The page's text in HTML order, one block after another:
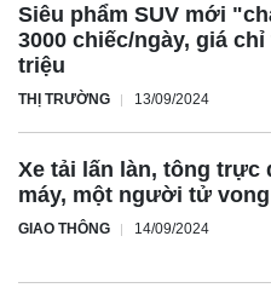
Với 6 túi khí và hàng loạt
ABS, EBD, camera 360 độ,
tâm tuyệt đối cho người lái
Với pin 38kWh và động cơ
mang đến tầm hoạt động
Siêu phẩm SUV mới
3000 chiếc/ngày, giá
triệu
THỊ TRƯỜNG 13/09/2024
Xe tải lấn làn, tông trực
máy, một người tử
GIAO THÔNG 14/09/2024